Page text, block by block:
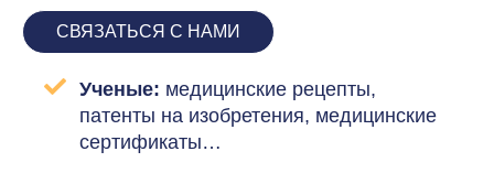
СВЯЗАТЬСЯ С НАМИ
Ученые: медицинские рецепты,
патенты на изобретения, медицинские
сертификаты…